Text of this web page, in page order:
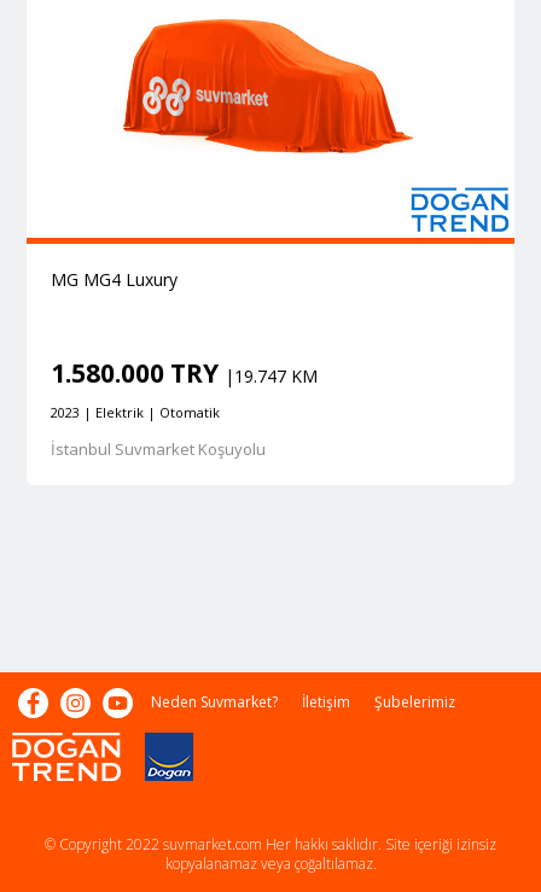
MG MG4 Luxury
1.580.000 TRY |19.747 KM
2023 | Elektrik | Otomatik
İstanbul Suvmarket Koşuyolu
Neden Suvmarket? İletişim Şubelerimiz
© Copyright 2022 suvmarket.com Her hakkı saklıdır. Site içeriği izinsiz
kopyalanamaz veya çoğaltılamaz.